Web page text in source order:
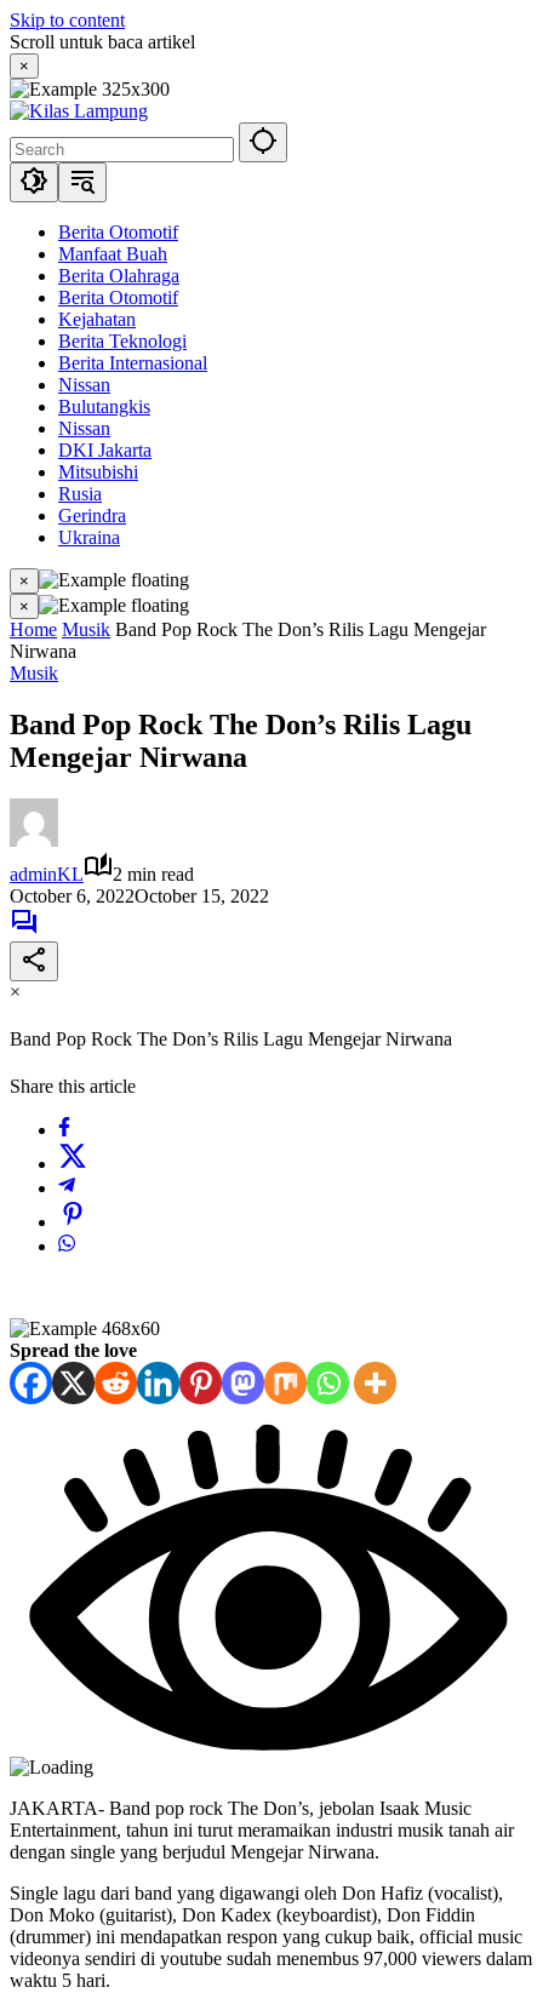
Skip to content
Scroll untuk baca artikel
×
Berita Otomotif
Manfaat Buah
Berita Olahraga
Berita Otomotif
Kejahatan
Berita Teknologi
Berita Internasional
Nissan
Bulutangkis
Nissan
DKI Jakarta
Mitsubishi
Rusia
Gerindra
Ukraina
×
×
Home Musik Band Pop Rock The Don’s Rilis Lagu Mengejar
Nirwana
Musik
Band Pop Rock The Don’s Rilis Lagu
Mengejar Nirwana
adminKL
2 min read
October 6, 2022October 15, 2022
×
Band Pop Rock The Don’s Rilis Lagu Mengejar Nirwana
Share this article
Spread the love
JAKARTA- Band pop rock The Don’s, jebolan Isaak Music
Entertainment, tahun ini turut meramaikan industri musik tanah air
dengan single yang berjudul Mengejar Nirwana.
Single lagu dari band yang digawangi oleh Don Hafiz (vocalist),
Don Moko (guitarist), Don Kadex (keyboardist), Don Fiddin
(drummer) ini mendapatkan respon yang cukup baik, official music
videonya sendiri di youtube sudah menembus 97,000 viewers dalam
waktu 5 hari.